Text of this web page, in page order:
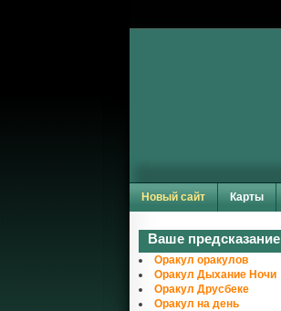
Новый сайт Карты
Ваше предсказание
Оракул оракулов
Оракул Дыхание Ночи
Оракул Друсбеке
Оракул на день